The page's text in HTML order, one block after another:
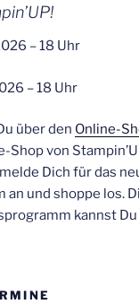
– 18 Uhr
– 18 Uhr
über den Online-
Shop von
Dich für das
und shoppe los.
kannst Du